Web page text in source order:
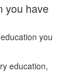
you have
you
education,